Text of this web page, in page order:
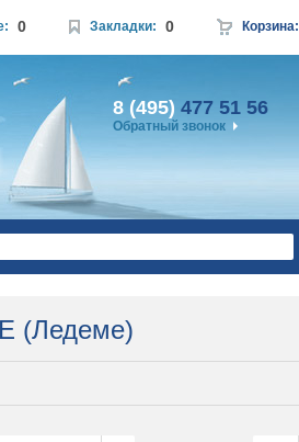
8 (495) 477 51 56
Обратный звонок
(Ледеме)
Корзина:
Закладки: 0
0